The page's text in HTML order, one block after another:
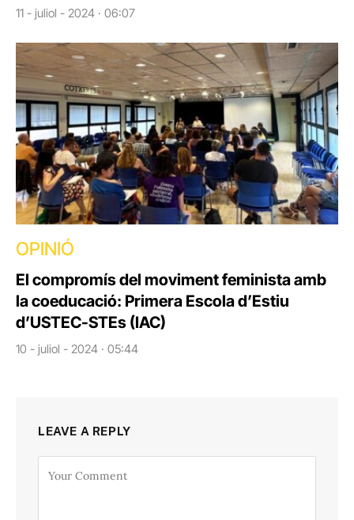
11 - juliol - 2024 · 06:07
OPINIÓ
El compromís del moviment feminista amb
la coeducació: Primera Escola d’Estiu
d’USTEC-STEs (IAC)
10 - juliol - 2024 · 05:44
LEAVE A REPLY